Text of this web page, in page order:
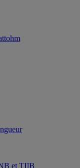
et TIIB